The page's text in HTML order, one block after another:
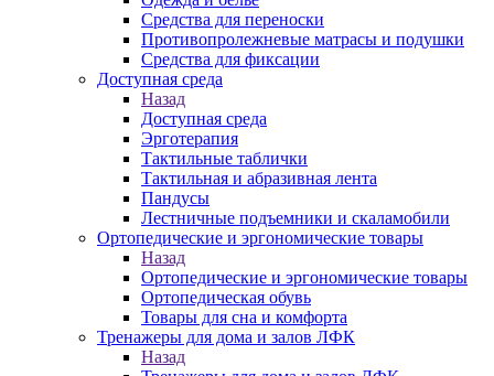
Средства для переноски
Противопролежневые матрасы и подушки
Средства для фиксации
Доступная среда
Назад
Доступная среда
Эрготерапия
Тактильные таблички
Тактильная и абразивная лента
Пандусы
Лестничные подъемники и скаламобили
Ортопедические и эргономические товары
Назад
Ортопедические и эргономические товары
Ортопедическая обувь
Товары для сна и комфорта
Тренажеры для дома и залов ЛФК
Назад